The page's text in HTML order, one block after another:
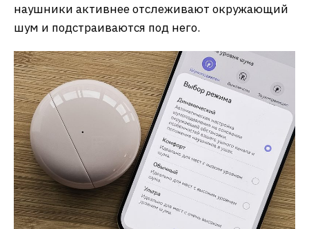
наушники активнее отслеживают окружающий
шум и подстраиваются под него.